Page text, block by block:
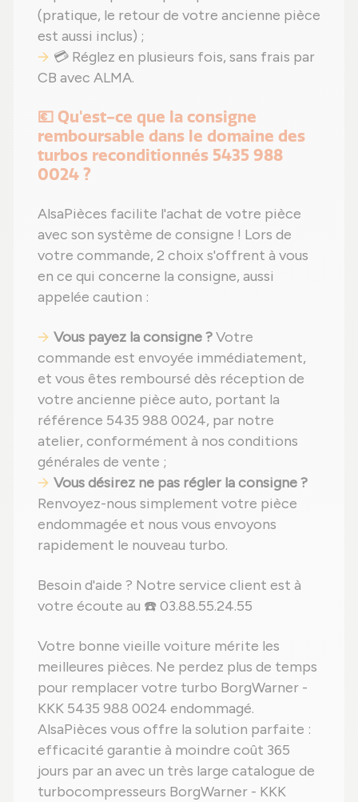
(pratique, le retour de votre ancienne pièce
est aussi inclus) ;
💳 Réglez en plusieurs fois, sans frais par
CB avec ALMA.
💶 Qu'est-ce que la consigne
remboursable dans le domaine des
turbos reconditionnés 5435 988
0024 ?
AlsaPièces facilite l'achat de votre pièce
avec son système de consigne ! Lors de
votre commande, 2 choix s'offrent à vous
en ce qui concerne la consigne, aussi
appelée caution :
Vous payez la consigne ?Votre
commande est envoyée immédiatement,
et vous êtes remboursé dès réception de
votre ancienne pièce auto, portant la
référence 5435 988 0024, par notre
atelier, conformément à nos conditions
générales de vente ;
Vous désirez ne pas régler la consigne ?
Renvoyez-nous simplement votre pièce
endommagée et nous vous envoyons
rapidement le nouveau turbo.
Besoin d'aide ? Notre service client est à
votre écoute au ☎️ 03.88.55.24.55
Votre bonne vieille voiture mérite les
meilleures pièces. Ne perdez plus de temps
pour remplacer votre turbo BorgWarner -
KKK 5435 988 0024 endommagé.
AlsaPièces vous offre la solution parfaite :
efficacité garantie à moindre coût 365
jours par an avec un très large catalogue de
turbocompresseurs BorgWarner - KKK